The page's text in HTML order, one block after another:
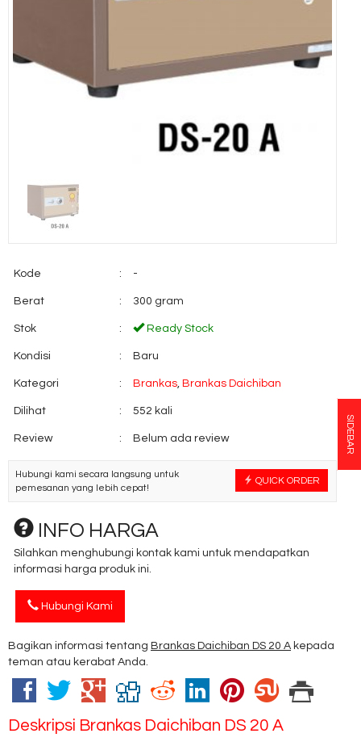
Kode : -
Berat : 300 gram
Stok : Ready Stock
Kondisi : Baru
Kategori : Brankas, Brankas Daichiban
Dilihat : 552 kali
Review : Belum ada review
QUICK ORDER
Hubungi kami secara langsung untuk
pemesanan yang lebih cepat!
INFO HARGA
Silahkan menghubungi kontak kami untuk mendapatkan
informasi harga produk ini.
Hubungi Kami
Bagikan informasi tentang Brankas Daichiban DS 20 A kepada
teman atau kerabat Anda.
Deskripsi Brankas Daichiban DS 20 A
SIDEBAR